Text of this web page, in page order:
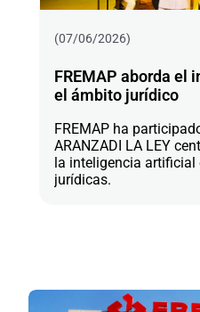
(07/06/2026)
FREMAP aborda el
el ámbito jurídico
FREMAP ha
ARANZADI LA LEY
la inteligencia artificial
jurídicas.